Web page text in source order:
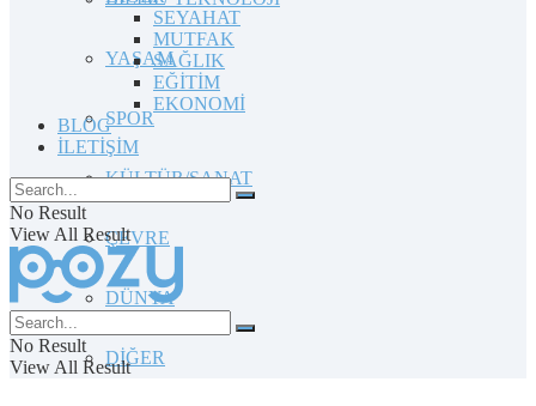
YAŞAM
SPOR
KÜLTÜR/SANAT
ÇEVRE
DÜNYA
DİĞER
SEYAHAT
MUTFAK
SAĞLIK
EĞİTİM
EKONOMİ
BLOG
İLETİŞİM
No Result
View All Result
No Result
View All Result